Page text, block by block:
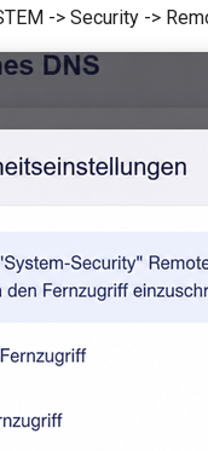
-> Security ->